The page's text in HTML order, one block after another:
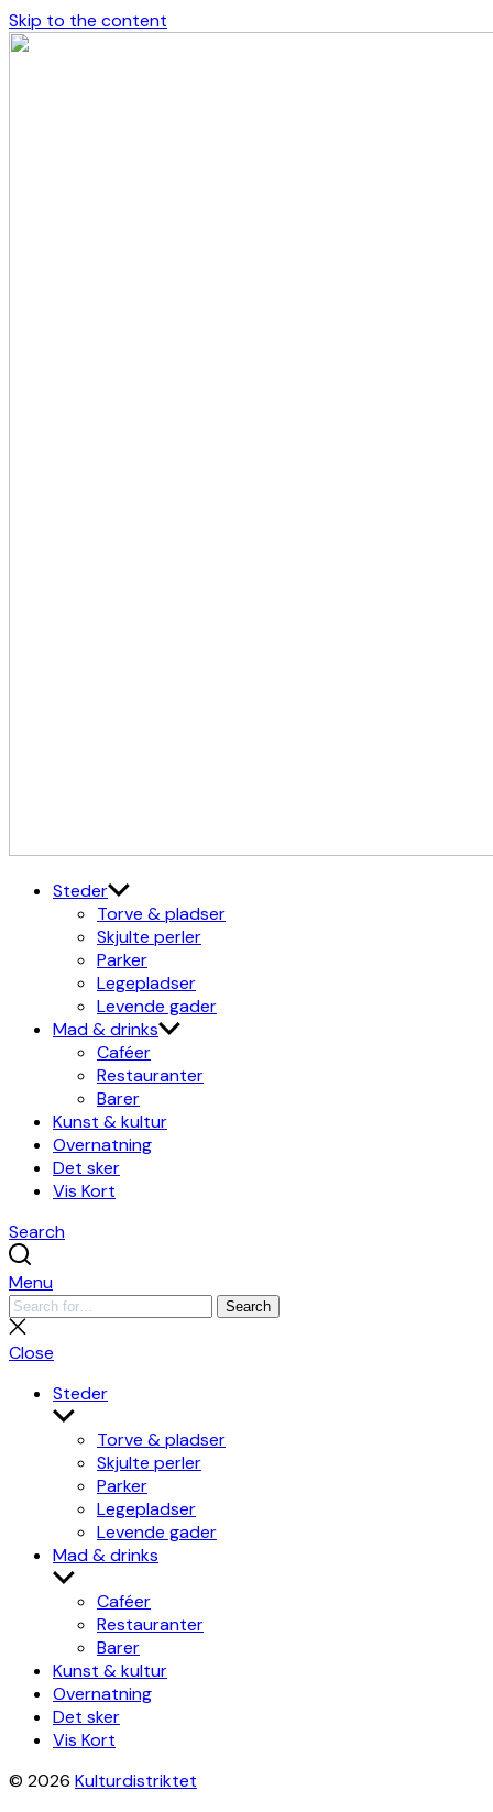
Skip to the content
Steder
Torve & pladser
Skjulte perler
Parker
Legepladser
Levende gader
Mad & drinks
Caféer
Restauranter
Barer
Kunst & kultur
Overnatning
Det sker
Vis Kort
Search
Menu
Search
for:
Search
Close
search
Close
Steder
Show
sub
menu
Torve & pladser
Skjulte perler
Parker
Legepladser
Levende gader
Mad & drinks
Show
sub
menu
Caféer
Restauranter
Barer
Kunst & kultur
Overnatning
Det sker
Vis Kort
© 2026 Kulturdistriktet